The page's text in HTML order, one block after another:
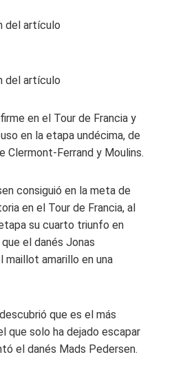
del artículo
del artículo
en el Tour de Francia y
en la etapa undécima, de
Clermont-Ferrand y Moulins.
consiguió en la meta de
en el Tour de Francia, al
su cuarto triunfo en
el danés Jonas
maillot amarillo en una
que es el más
que solo ha dejado escapar
el danés Mads Pedersen.